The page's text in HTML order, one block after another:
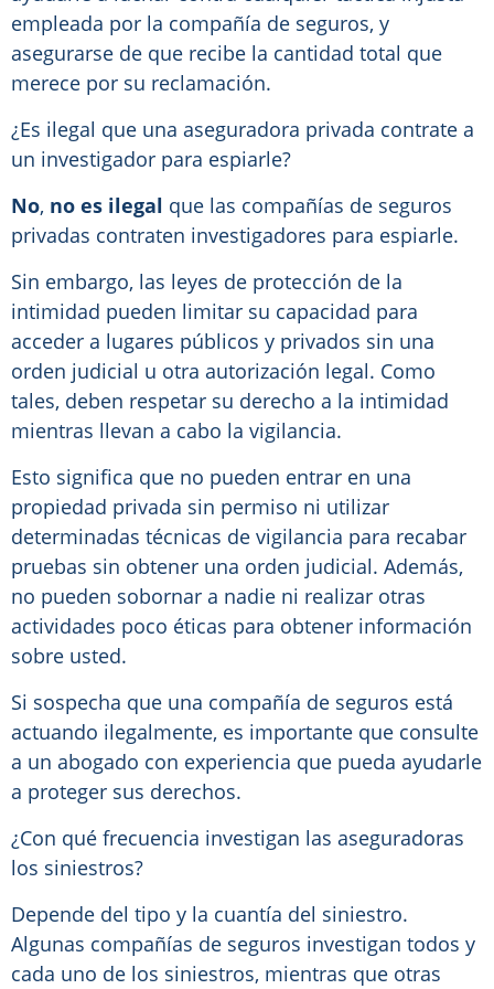
empleada por la compañía de seguros, y
asegurarse de que recibe la cantidad total que
merece por su reclamación.
¿Es ilegal que una aseguradora privada contrate a
un investigador para espiarle?
No, no es ilegal que las compañías de seguros
privadas contraten investigadores para espiarle.
Sin embargo, las leyes de protección de la
intimidad pueden limitar su capacidad para
acceder a lugares públicos y privados sin una
orden judicial u otra autorización legal. Como
tales, deben respetar su derecho a la intimidad
mientras llevan a cabo la vigilancia.
Esto significa que no pueden entrar en una
propiedad privada sin permiso ni utilizar
determinadas técnicas de vigilancia para recabar
pruebas sin obtener una orden judicial. Además,
no pueden sobornar a nadie ni realizar otras
actividades poco éticas para obtener información
sobre usted.
Si sospecha que una compañía de seguros está
actuando ilegalmente, es importante que consulte
a un abogado con experiencia que pueda ayudarle
a proteger sus derechos.
¿Con qué frecuencia investigan las aseguradoras
los siniestros?
Depende del tipo y la cuantía del siniestro.
Algunas compañías de seguros investigan todos y
cada uno de los siniestros, mientras que otras